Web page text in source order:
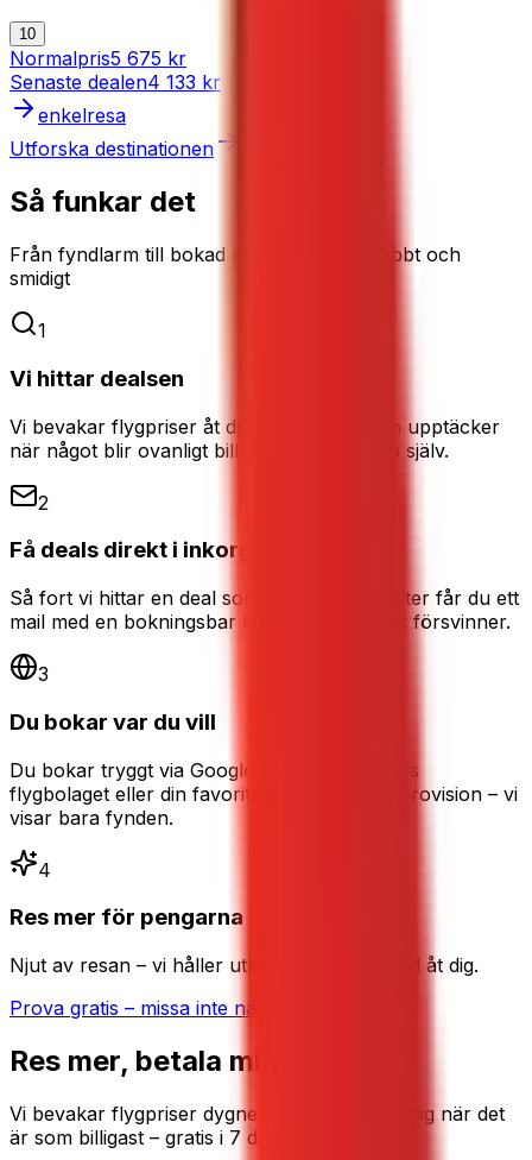
10
Normalpris5 675 kr
Senaste dealen4 133 kr
enkelresa
Utforska destinationen
Så funkar det
Från fyndlarm till bokad resa – enkelt, snabbt och
smidigt
1
Vi hittar dealsen
Vi bevakar flygpriser åt dig dygnet runt och upptäcker
när något blir ovanligt billigt. Du slipper leta själv.
2
Få deals direkt i inkorgen
Så fort vi hittar en deal som matchar dina filter får du ett
mail med en bokningsbar länk – innan priset försvinner.
3
Du bokar var du vill
Du bokar tryggt via Google Flights, direkt hos
flygbolaget eller din favoritsajt. Vi tar ingen provision – vi
visar bara fynden.
4
Res mer för pengarna
Njut av resan – vi håller utkik efter nästa fynd åt dig.
Prova gratis – missa inte nästa deal
Res mer, betala mindre
Vi bevakar flygpriser dygnet runt och tipsar dig när det
är som billigast – gratis i 7 dagar.